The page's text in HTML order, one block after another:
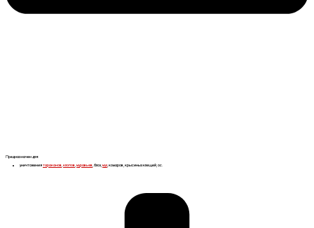
Предназначен для:
уничтожениятараканов клопов муравьев , блох,мух, комаров, крысиных клещей, ос.